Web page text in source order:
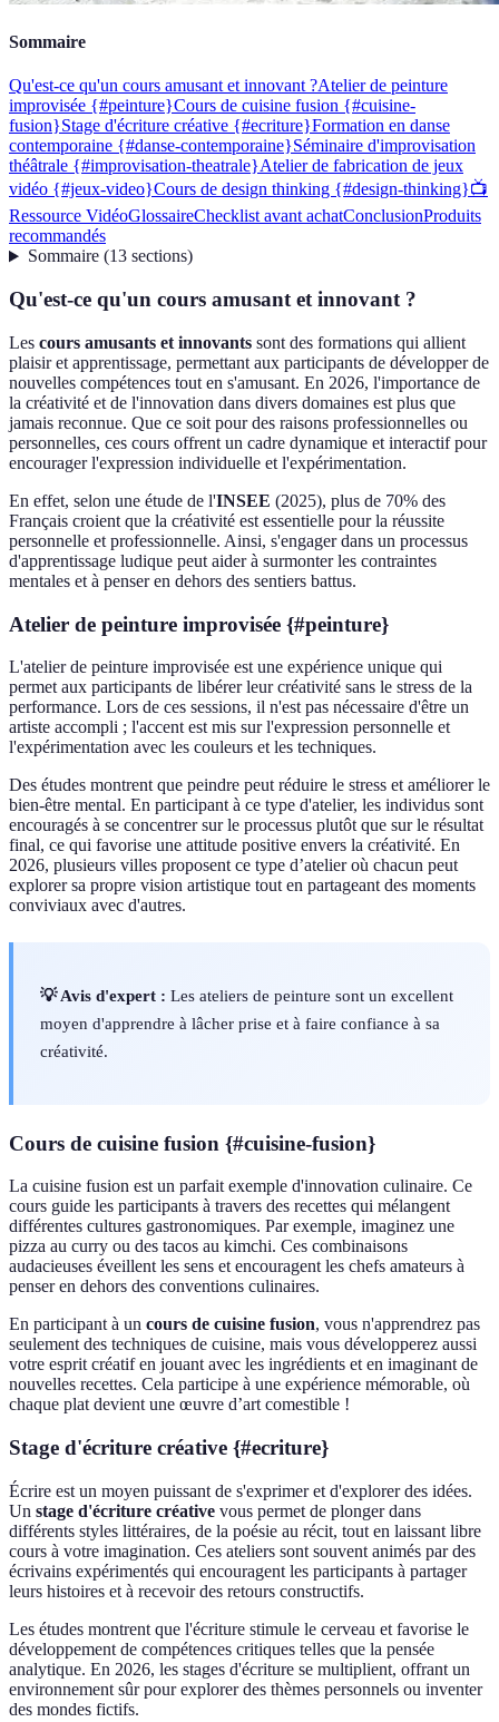
Sommaire
Qu'est-ce qu'un cours amusant et innovant ?Atelier de peinture
improvisée {#peinture}Cours de cuisine fusion {#cuisine-
fusion}Stage d'écriture créative {#ecriture}Formation en danse
contemporaine {#danse-contemporaine}Séminaire d'improvisation
théâtrale {#improvisation-theatrale}Atelier de fabrication de jeux
vidéo {#jeux-video}Cours de design thinking {#design-thinking}📺
Ressource VidéoGlossaireChecklist avant achatConclusionProduits
recommandés
Sommaire(13 sections)
Qu'est-ce qu'un cours amusant et innovant ?
Les cours amusants et innovants sont des formations qui allient
plaisir et apprentissage, permettant aux participants de développer de
nouvelles compétences tout en s'amusant. En 2026, l'importance de
la créativité et de l'innovation dans divers domaines est plus que
jamais reconnue. Que ce soit pour des raisons professionnelles ou
personnelles, ces cours offrent un cadre dynamique et interactif pour
encourager l'expression individuelle et l'expérimentation.
En effet, selon une étude de l'INSEE (2025), plus de 70% des
Français croient que la créativité est essentielle pour la réussite
personnelle et professionnelle. Ainsi, s'engager dans un processus
d'apprentissage ludique peut aider à surmonter les contraintes
mentales et à penser en dehors des sentiers battus.
Atelier de peinture improvisée {#peinture}
L'atelier de peinture improvisée est une expérience unique qui
permet aux participants de libérer leur créativité sans le stress de la
performance. Lors de ces sessions, il n'est pas nécessaire d'être un
artiste accompli ; l'accent est mis sur l'expression personnelle et
l'expérimentation avec les couleurs et les techniques.
Des études montrent que peindre peut réduire le stress et améliorer le
bien-être mental. En participant à ce type d'atelier, les individus sont
encouragés à se concentrer sur le processus plutôt que sur le résultat
final, ce qui favorise une attitude positive envers la créativité. En
2026, plusieurs villes proposent ce type d’atelier où chacun peut
explorer sa propre vision artistique tout en partageant des moments
conviviaux avec d'autres.
💡 Avis d'expert : Les ateliers de peinture sont un excellent
moyen d'apprendre à lâcher prise et à faire confiance à sa
créativité.
Cours de cuisine fusion {#cuisine-fusion}
La cuisine fusion est un parfait exemple d'innovation culinaire. Ce
cours guide les participants à travers des recettes qui mélangent
différentes cultures gastronomiques. Par exemple, imaginez une
pizza au curry ou des tacos au kimchi. Ces combinaisons
audacieuses éveillent les sens et encouragent les chefs amateurs à
penser en dehors des conventions culinaires.
En participant à un cours de cuisine fusion, vous n'apprendrez pas
seulement des techniques de cuisine, mais vous développerez aussi
votre esprit créatif en jouant avec les ingrédients et en imaginant de
nouvelles recettes. Cela participe à une expérience mémorable, où
chaque plat devient une œuvre d’art comestible !
Stage d'écriture créative {#ecriture}
Écrire est un moyen puissant de s'exprimer et d'explorer des idées.
Un stage d'écriture créative vous permet de plonger dans
différents styles littéraires, de la poésie au récit, tout en laissant libre
cours à votre imagination. Ces ateliers sont souvent animés par des
écrivains expérimentés qui encouragent les participants à partager
leurs histoires et à recevoir des retours constructifs.
Les études montrent que l'écriture stimule le cerveau et favorise le
développement de compétences critiques telles que la pensée
analytique. En 2026, les stages d'écriture se multiplient, offrant un
environnement sûr pour explorer des thèmes personnels ou inventer
des mondes fictifs.